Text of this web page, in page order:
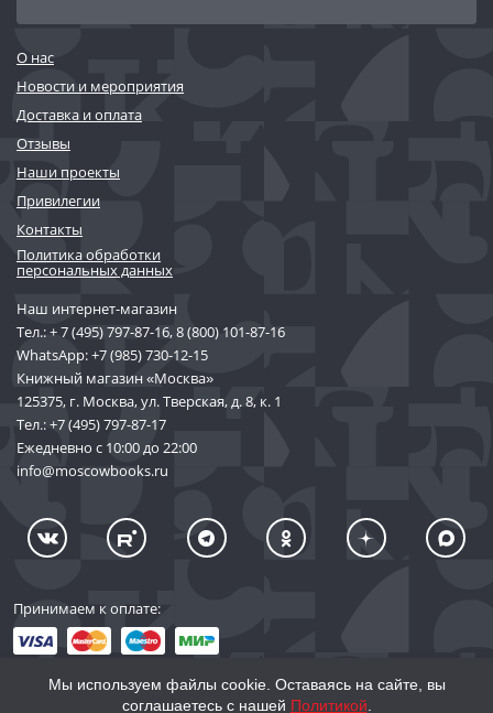
О нас
Новости и мероприятия
Доставка и оплата
Отзывы
Наши проекты
Привилегии
Контакты
Политика обработки
персональных данных
Наш интернет-магазин
Тел.:+ 7 (495) 797-87-16,8 (800) 101-87-16
WhatsApp:+7 (985) 730-12-15
Книжный магазин «Москва»
125375, г. Москва, ул. Тверская, д. 8, к. 1
Тел.:+7 (495) 797-87-17
Ежедневно с 10:00 до 22:00
info@moscowbooks.ru
Принимаем к оплате:
Мы используем файлы cookie. Оставаясь на сайте, вы
соглашаетесь с нашей Политикой